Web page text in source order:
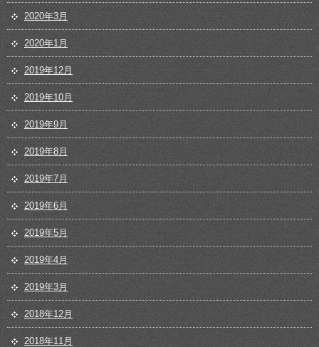
2020年3月
2020年1月
2019年12月
2019年10月
2019年9月
2019年8月
2019年7月
2019年6月
2019年5月
2019年4月
2019年3月
2018年12月
2018年11月